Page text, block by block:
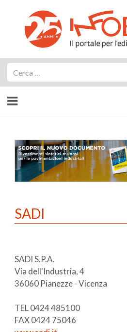
SADI
SADI S.P.A.
Via dell'Industria, 4
36060 Pianezze - Vicenza
TEL 0424 485100
FAX 0424 75046